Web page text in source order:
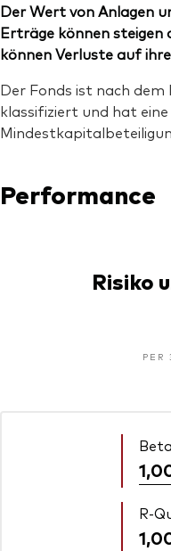
Der Wert von Anlagen
Erträge können steigen
können Verluste auf
Der Fonds ist nach
klassifiziert und hat eine
Performance
Risiko
Beta
R-